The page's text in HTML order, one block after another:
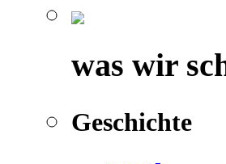
was wir
Geschichte